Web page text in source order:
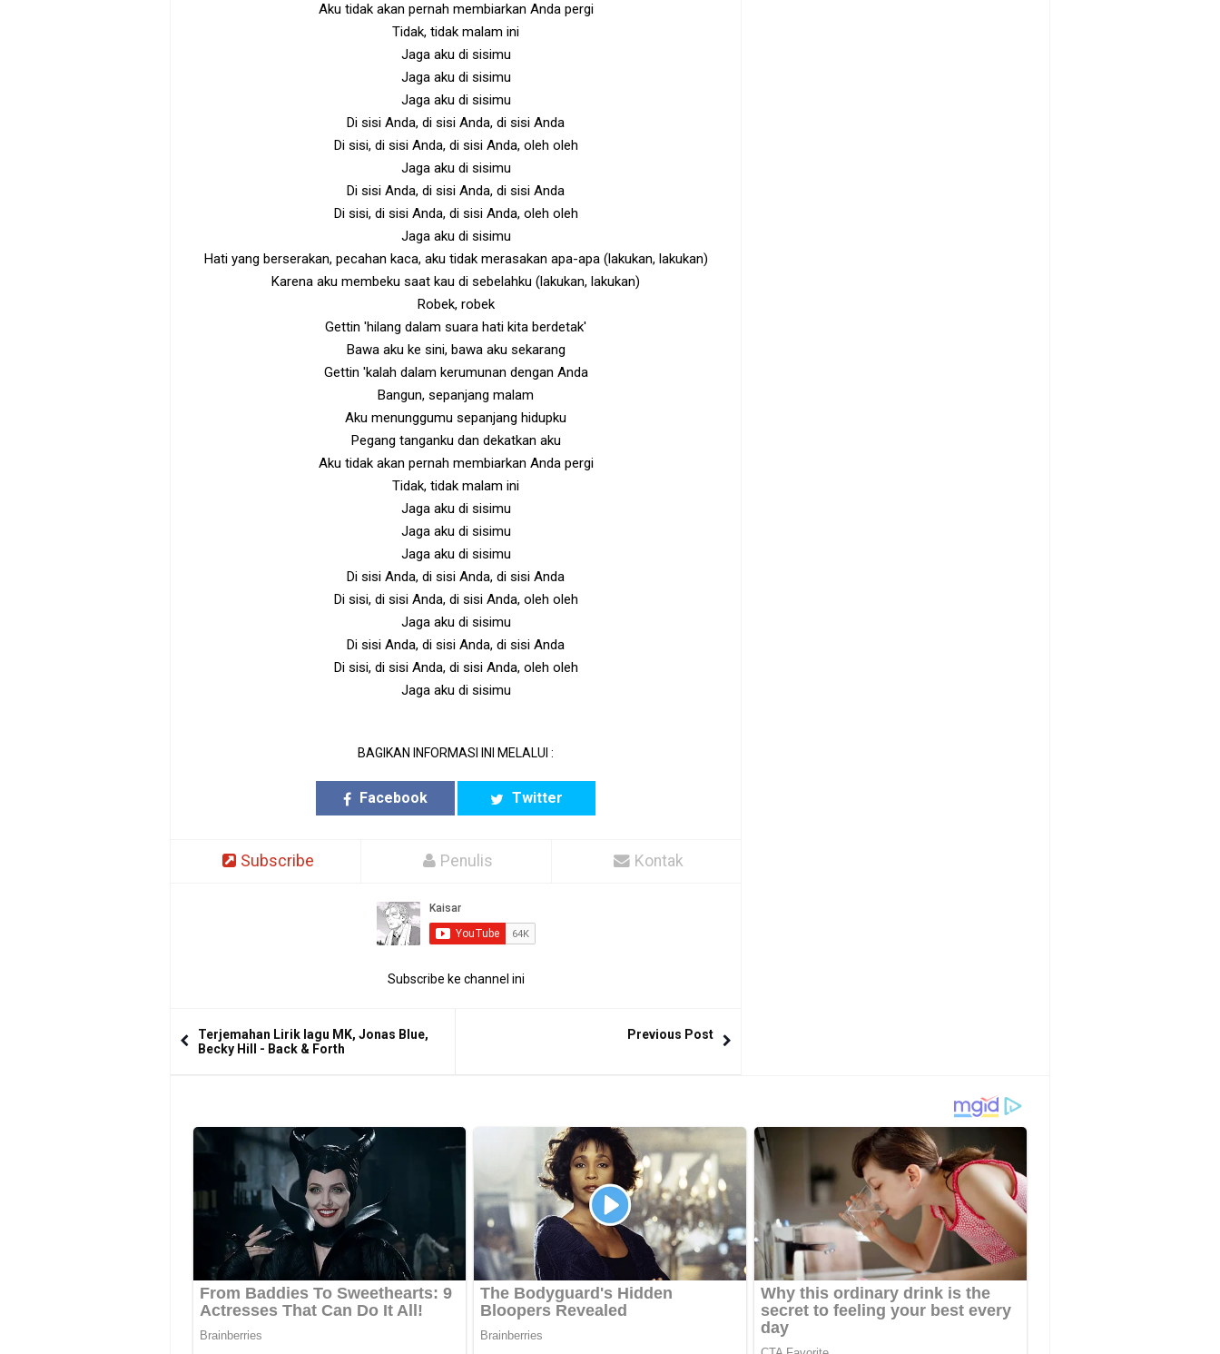
Aku tidak akan pernah membiarkan Anda pergi
Tidak, tidak malam ini
Jaga aku di sisimu
Jaga aku di sisimu
Jaga aku di sisimu
Di sisi Anda, di sisi Anda, di sisi Anda
Di sisi, di sisi Anda, di sisi Anda, oleh oleh
Jaga aku di sisimu
Di sisi Anda, di sisi Anda, di sisi Anda
Di sisi, di sisi Anda, di sisi Anda, oleh oleh
Jaga aku di sisimu
Hati yang berserakan, pecahan kaca, aku tidak merasakan apa-apa (lakukan, lakukan)
Karena aku membeku saat kau di sebelahku (lakukan, lakukan)
Robek, robek
Gettin 'hilang dalam suara hati kita berdetak'
Bawa aku ke sini, bawa aku sekarang
Gettin 'kalah dalam kerumunan dengan Anda
Bangun, sepanjang malam
Aku menunggumu sepanjang hidupku
Pegang tanganku dan dekatkan aku
Aku tidak akan pernah membiarkan Anda pergi
Tidak, tidak malam ini
Jaga aku di sisimu
Jaga aku di sisimu
Jaga aku di sisimu
Di sisi Anda, di sisi Anda, di sisi Anda
Di sisi, di sisi Anda, di sisi Anda, oleh oleh
Jaga aku di sisimu
Di sisi Anda, di sisi Anda, di sisi Anda
Di sisi, di sisi Anda, di sisi Anda, oleh oleh
Jaga aku di sisimu
BAGIKAN INFORMASI INI MELALUI :
Facebook Twitter
Subscribe Penulis Kontak
Subscribe ke channel ini
Terjemahan Lirik lagu MK, Jonas Blue,
Becky Hill - Back & Forth
Previous Post